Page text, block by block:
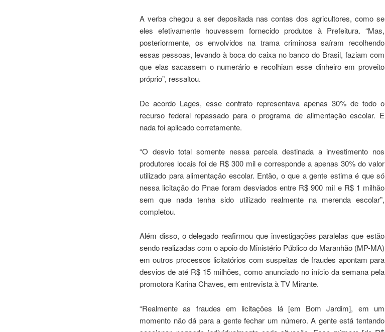
A verba chegou a ser depositada nas contas dos agricultores, como se
eles efetivamente houvessem fornecido produtos à Prefeitura. “Mas,
posteriormente, os envolvidos na trama criminosa saíram recolhendo
essas pessoas, levando à boca do caixa no banco do Brasil, faziam com
que elas sacassem o numerário e recolhiam esse dinheiro em proveito
próprio”, ressaltou.
De acordo Lages, esse contrato representava apenas 30% de todo o
recurso federal repassado para o programa de alimentação escolar. E
nada foi aplicado corretamente.
“O desvio total somente nessa parcela destinada a investimento nos
produtores locais foi de R$ 300 mil e corresponde a apenas 30% do valor
utilizado para alimentação escolar. Então, o que a gente estima é que só
nessa licitação do Pnae foram desviados entre R$ 900 mil e R$ 1 milhão
sem que nada tenha sido utilizado realmente na merenda escolar”,
completou.
Além disso, o delegado reafirmou que investigações paralelas que estão
sendo realizadas com o apoio do Ministério Público do Maranhão (MP-MA)
em outros processos licitatórios com suspeitas de fraudes apontam para
desvios de até R$ 15 milhões, como anunciado no início da semana pela
promotora Karina Chaves, em entrevista à TV Mirante.
“Realmente as fraudes em licitações lá [em Bom Jardim], em um
momento não dá para a gente fechar um número. A gente está tentando